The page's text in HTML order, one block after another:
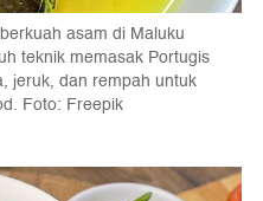
asam di Maluku
teknik memasak Portugis
jeruk, dan rempah untuk
Foto: Freepik